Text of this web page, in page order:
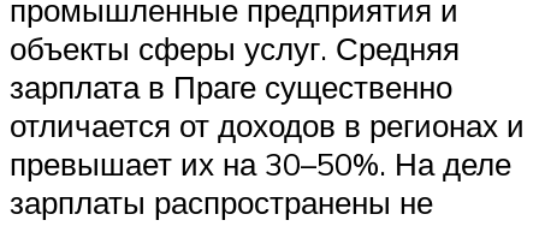
промышленные предприятия и
объекты сферы услуг. Средняя
зарплата в Праге существенно
отличается от доходов в регионах и
превышает их на 30–50%. На деле
зарплаты распространены не